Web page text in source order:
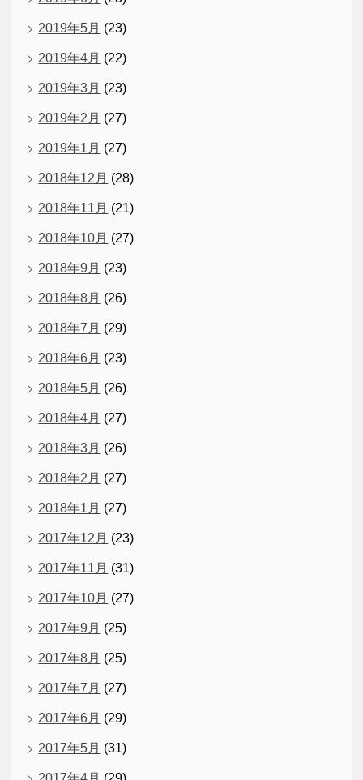
2019年5月 (23)
2019年4月 (22)
2019年3月 (23)
2019年2月 (27)
2019年1月 (27)
2018年12月 (28)
2018年11月 (21)
2018年10月 (27)
2018年9月 (23)
2018年8月 (26)
2018年7月 (29)
2018年6月 (23)
2018年5月 (26)
2018年4月 (27)
2018年3月 (26)
2018年2月 (27)
2018年1月 (27)
2017年12月 (23)
2017年11月 (31)
2017年10月 (27)
2017年9月 (25)
2017年8月 (25)
2017年7月 (27)
2017年6月 (29)
2017年5月 (31)